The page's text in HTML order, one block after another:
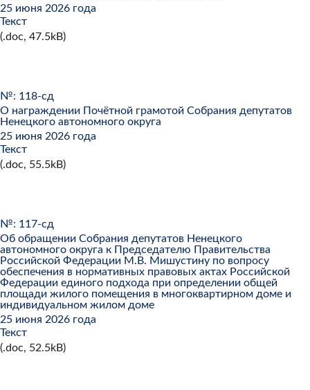
25 июня 2026 года
Текст
(.doc, 47.5kB)
№: 118-сд
О награждении Почётной грамотой Собрания депутатов
Ненецкого автономного округа
25 июня 2026 года
Текст
(.doc, 55.5kB)
№: 117-сд
Об обращении Собрания депутатов Ненецкого
автономного округа к Председателю Правительства
Российской Федерации М.В. Мишустину по вопросу
обеспечения в нормативных правовых актах Российской
Федерации единого подхода при определении общей
площади жилого помещения в многоквартирном доме и
индивидуальном жилом доме
25 июня 2026 года
Текст
(.doc, 52.5kB)